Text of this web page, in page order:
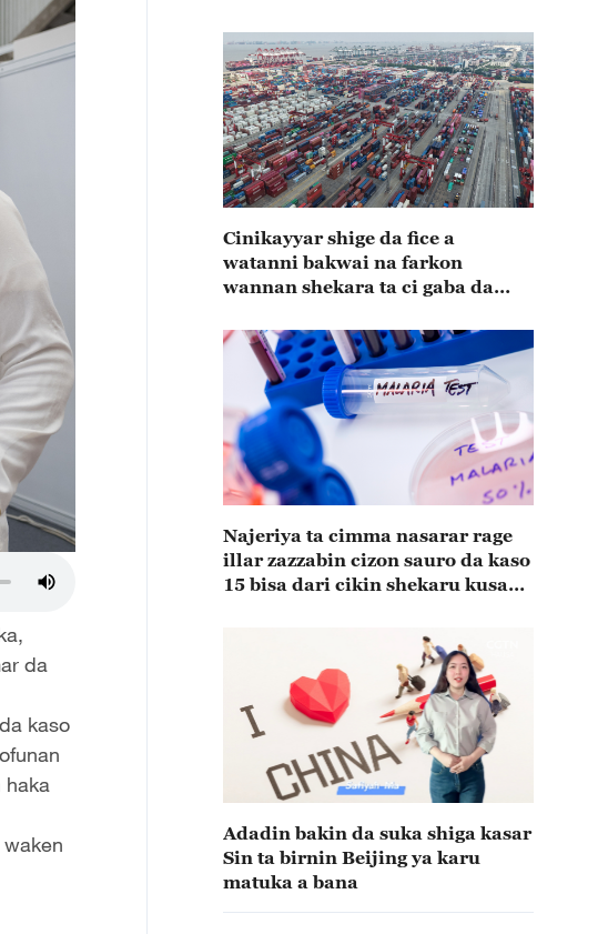
da
kaso
haka
Cinikayyar shige da fice a
watanni bakwai na farkon
wannan shekara ta ci gaba da
Najeriya ta cimma nasarar rage
illar zazzabin cizon sauro da kaso
15 bisa dari cikin shekaru kusan
Adadin bakin da suka shiga kasar
Sin ta birnin Beijing ya karu
matuka a bana